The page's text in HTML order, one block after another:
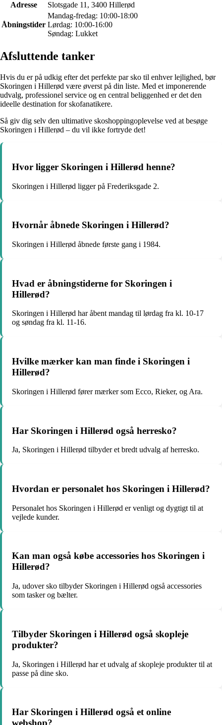
Adresse Slotsgade 11, 3400 Hillerød
Åbningstider
Mandag-fredag: 10:00-18:00
Lørdag: 10:00-16:00
Søndag: Lukket
Afsluttende tanker
Hvis du er på udkig efter det perfekte par sko til enhver lejlighed, bør
Skoringen i Hillerød være øverst på din liste. Med et imponerende
udvalg, professionel service og en central beliggenhed er det den
ideelle destination for skofanatikere.
Så giv dig selv den ultimative skoshoppingoplevelse ved at besøge
Skoringen i Hillerød – du vil ikke fortryde det!
Hvor ligger Skoringen i Hillerød henne?
Skoringen i Hillerød ligger på Frederiksgade 2.
Hvornår åbnede Skoringen i Hillerød?
Skoringen i Hillerød åbnede første gang i 1984.
Hvad er åbningstiderne for Skoringen i
Hillerød?
Skoringen i Hillerød har åbent mandag til lørdag fra kl. 10-17
og søndag fra kl. 11-16.
Hvilke mærker kan man finde i Skoringen i
Hillerød?
Skoringen i Hillerød fører mærker som Ecco, Rieker, og Ara.
Har Skoringen i Hillerød også herresko?
Ja, Skoringen i Hillerød tilbyder et bredt udvalg af herresko.
Hvordan er personalet hos Skoringen i Hillerød?
Personalet hos Skoringen i Hillerød er venligt og dygtigt til at
vejlede kunder.
Kan man også købe accessories hos Skoringen i
Hillerød?
Ja, udover sko tilbyder Skoringen i Hillerød også accessories
som tasker og bælter.
Tilbyder Skoringen i Hillerød også skopleje
produkter?
Ja, Skoringen i Hillerød har et udvalg af skopleje produkter til at
passe på dine sko.
Har Skoringen i Hillerød også et online